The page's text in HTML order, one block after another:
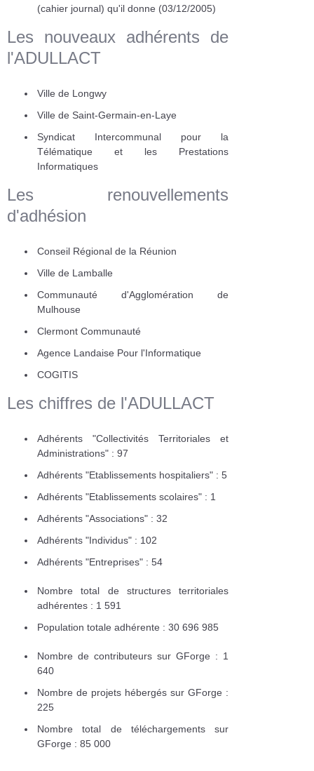
(cahier journal) qu'il donne (03/12/2005)
Les nouveaux adhérents de
l'ADULLACT
Ville de Longwy
Ville de Saint-Germain-en-Laye
Syndicat Intercommunal pour la
Télématique et les Prestations
Informatiques
Les renouvellements
d'adhésion
Conseil Régional de la Réunion
Ville de Lamballe
Communauté d'Agglomération de
Mulhouse
Clermont Communauté
Agence Landaise Pour l'Informatique
COGITIS
Les chiffres de l'ADULLACT
Adhérents "Collectivités Territoriales et
Administrations" : 97
Adhérents "Etablissements hospitaliers" : 5
Adhérents "Etablissements scolaires" : 1
Adhérents "Associations" : 32
Adhérents "Individus" : 102
Adhérents "Entreprises" : 54
Nombre total de structures territoriales
adhérentes : 1 591
Population totale adhérente : 30 696 985
Nombre de contributeurs sur GForge : 1
640
Nombre de projets hébergés sur GForge :
225
Nombre total de téléchargements sur
GForge : 85 000